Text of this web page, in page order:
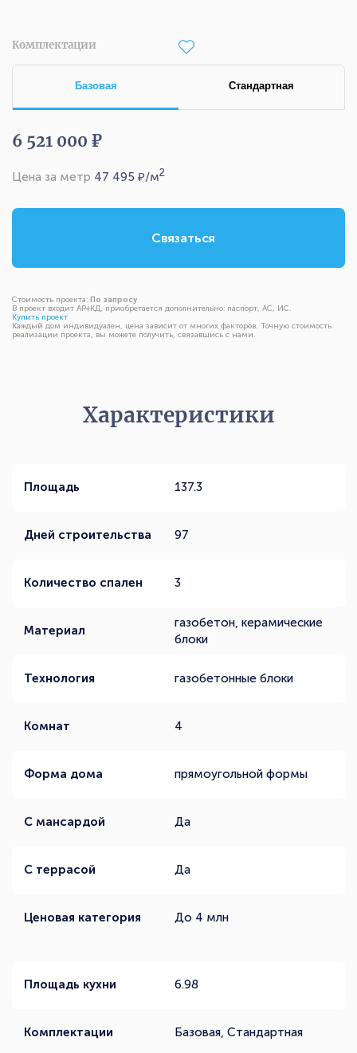
Комплектации
Базовая Стандартная
6 521 000 ₽
Цена за метр 47 495 ₽/м2
Связаться
Стоимость проекта: По запросу
В проект входит АР+КД, приобретается дополнительно: паспорт, АС, ИС.
Купить проект
Каждый дом индивидуален, цена зависит от многих факторов. Точную стоимость
реализации проекта, вы можете получить, связавшись с нами.
Характеристики
Площадь 137.3
Дней строительства 97
Количество спален 3
Материал
газобетон, керамические
блоки
Технология газобетонные блоки
Комнат 4
Форма дома прямоугольной формы
С мансардой Да
С террасой Да
Ценовая категория До 4 млн
Площадь кухни 6.98
Комплектации Базовая, Стандартная